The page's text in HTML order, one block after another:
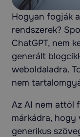
Hogyan fogják
rendszerek?
ChatGPT, nem
generált
weboldaladra.
nem
Az AI nem attól
márkádra, hogy
generikus